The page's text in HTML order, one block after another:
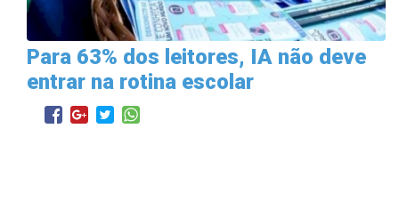
Para 63% dos leitores, IA não deve
entrar na rotina escolar